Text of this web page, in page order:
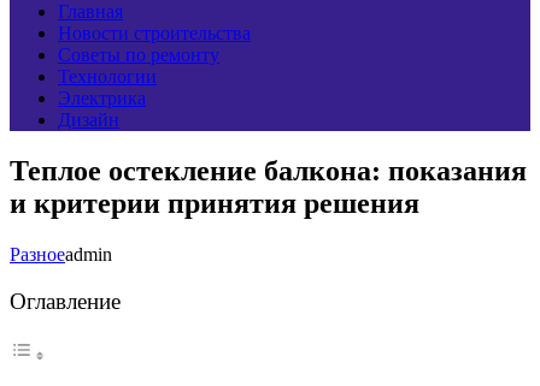
Главная
Новости строительства
Советы по ремонту
Технологии
Электрика
Дизайн
Теплое остекление балкона: показания
и критерии принятия решения
Разноеadmin
Оглавление